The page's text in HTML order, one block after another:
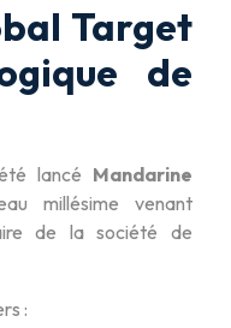
Target
de
lancé Mandarine
millésime venant
de la société de
: